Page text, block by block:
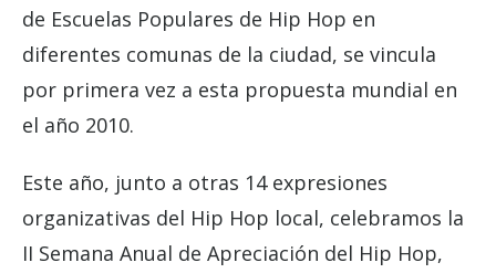
de Escuelas Populares de Hip Hop en
diferentes comunas de la ciudad, se vincula
por primera vez a esta propuesta mundial en
el año 2010.
Este año, junto a otras 14 expresiones
organizativas del Hip Hop local, celebramos la
II Semana Anual de Apreciación del Hip Hop,